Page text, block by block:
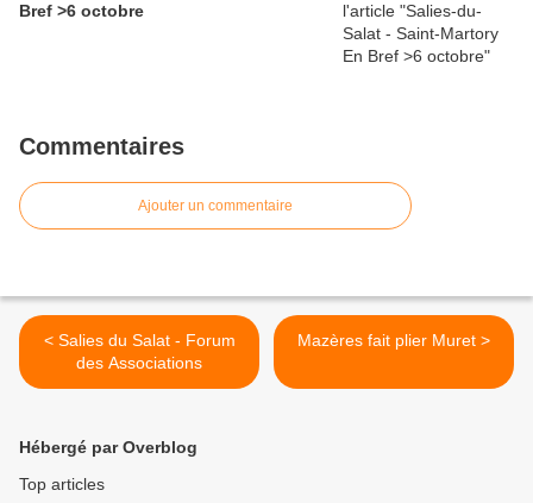
Bref >6 octobre
Commentaires
Ajouter un commentaire
< Salies du Salat - Forum
des Associations
Mazères fait plier Muret >
Hébergé par Overblog
Top articles